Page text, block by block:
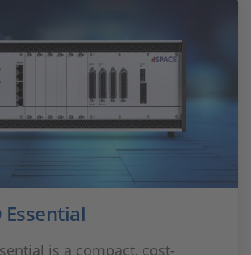
Essential
is a compact, cost-